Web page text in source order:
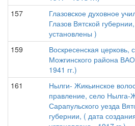
157
Глазовское духовное
Глазов Вятской
установлены )
159
Воскресенская церковь,
Можгинского района
1941 гг.)
161
Нылги- Жикьинское
правление, село Нылга-
Сарапульского уезда
губернии, ( дата